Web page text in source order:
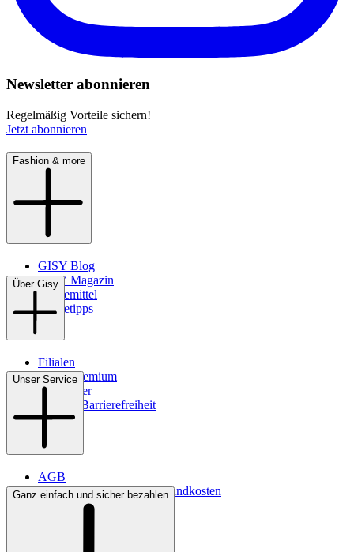
Newsletter abonnieren
Regelmäßig Vorteile sichern!
Jetzt abonnieren
Fashion & more
GISY Blog
GISY Magazin
Pflegemittel
Pflegetipps
Über Gisy
Filialen
WMS-Premium
Newsletter
Digitale Barrierefreiheit
Unser Service
AGB
Lieferbedingungen & Versandkosten
Bezahlung
Ganz einfach und sicher bezahlen